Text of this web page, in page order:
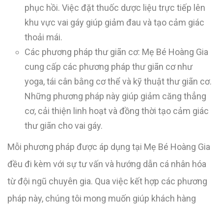
phục hồi. Việc đặt thuốc dược liệu trực tiếp lên
khu vực vai gáy giúp giảm đau và tạo cảm giác
thoải mái.
Các phương pháp thư giãn cơ: Mẹ Bé Hoàng Gia
cung cấp các phương pháp thư giãn cơ như
yoga, tái cân bằng cơ thể và kỹ thuật thư giãn cơ.
Những phương pháp này giúp giảm căng thẳng
cơ, cải thiện linh hoạt và đồng thời tạo cảm giác
thư giãn cho vai gáy.
Mỗi phương pháp được áp dụng tại Mẹ Bé Hoàng Gia
đều đi kèm với sự tư vấn và hướng dẫn cá nhân hóa
từ đội ngũ chuyên gia. Qua việc kết hợp các phương
pháp này, chúng tôi mong muốn giúp khách hàng